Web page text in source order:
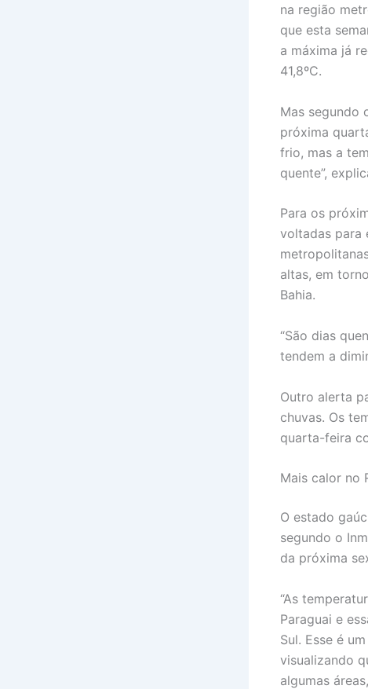
na região
que esta
a máxima já
41,8ºC.
Mas segundo
próxima
frio, mas a
quente”,
Para os
voltadas para
altas, em
Bahia.
“São dias
tendem a
Outro alerta
chuvas. Os
quarta-feira
Mais calor no
O estado
segundo o
da próxima
“As
Paraguai e
Sul. Esse é
visualizando
algumas